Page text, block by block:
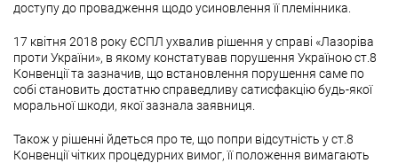
доступу до провадження щодо усиновлення її племінника.
17 квітня 2018 року ЄСПЛ ухвалив рішення у справі «Лазоріва
проти України», в якому констатував порушення Україною ст.8
Конвенції та зазначив, що встановлення порушення саме по
собі становить достатню справедливу сатисфакцію будь-якої
моральної шкоди, якої зазнала заявниця.
Також у рішенні йдеться про те, що попри відсутність у ст.8
Конвенції чітких процедурних вимог, її положення вимагають